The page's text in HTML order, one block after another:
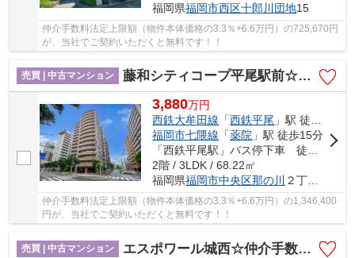
福岡県福岡市西区十郎川団地15
仲介手数料法定上限額（物件本体価格の3.3％+6.6万円）の725,670円
が、当社でご契約いただくと無料です！！
売買 | 中古マンション 藤和シティコープ平尾駅前☆仲介手数料無料☆
3,880万円
西鉄大牟田線 「西鉄平尾 」駅 徒歩2分
福岡市七隈線 「薬院 」駅 徒歩15分
「西鉄平尾駅」バス停下車 徒歩4分
2階 / 3LDK / 68.22㎡
福岡県福岡市中央区那の川 ２丁目11-10
仲介手数料法定上限額（物件本体価格の3.3％+6.6万円）の1,346,400
円が、当社でご契約いただくと無料です！！
売買 | 中古マンション エスポワール城西☆仲介手数料無料☆